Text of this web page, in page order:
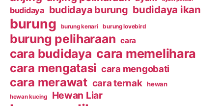
budidaya budidaya burung budidaya ikan
burung burung kenari burung lovebird
burung peliharaan cara
cara budidaya cara memelihara
cara mengatasi cara mengobati
cara merawat cara ternak hewan
hewan kucing Hewan Liar